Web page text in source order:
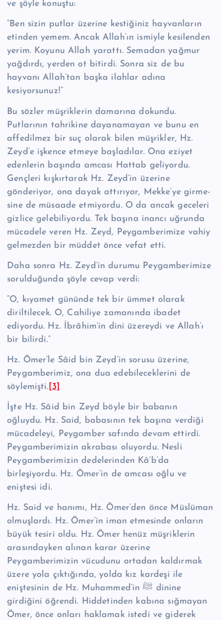
ve şöyle konuştu:
“Ben sizin putlar üzerine kestiğiniz hayvanların
etinden yemem. An­cak Allah’ın is­miyle kesilenden
yerim. Koyunu Allah yarattı. Semadan yağmur
yağdırdı, yerden ot bitirdi. Sonra siz de bu
hayvanı Allah’tan başka ilahlar adına
kesiyorsunuz!”
Bu sözler müşriklerin damarına dokundu.
Putlarının tahrikine dayanamayan ve bunu en
affedilmez bir suç olarak bilen müşrikler, Hz.
Zeyd’e işkence etmeye başladılar. Ona eziyet
edenlerin başında amcası Hattab geliyordu.
Gençleri kış­kırtarak Hz. Zeyd’in üzerine
gönderiyor, ona dayak attırıyor, Mekke’ye girme­
sine de müsaade etmiyordu. O da ancak geceleri
gizlice gelebiliyordu. Tek ba­şına inancı uğrunda
mücadele veren Hz. Zeyd, Peygamberimize vahiy
gelmez­den bir müddet önce vefat etti.
Daha sonra Hz. Zeyd’in durumu Peygamberimize
sorulduğunda şöyle cevap verdi:
“O, kıyamet gününde tek bir ümmet olarak
diriltilecek. O, Cahiliye za­manında ibadet
ediyordu. Hz. İbrâhim’in dini üzereydi ve Allah’ı
bir bilirdi.”
Hz. Ömer’le Sâid bin Zeyd’in sorusu üzerine,
Peygamberimiz, ona dua edebile­cek­lerini de
söylemişti. [3]
İşte Hz. Sâid bin Zeyd böyle bir babanın
oğluydu. Hz. Said, babasının tek ba­şına verdiği
mücadeleyi, Peygamber safında devam ettirdi.
Peygamberimizin akrabası oluyordu. Nesli
Peygamberimizin dedelerinden Kâ’b’da
birleşiyordu. Hz. Ömer’in de amcası oğlu ve
eniştesi idi.
Hz. Said ve hanımı, Hz. Ömer’den önce Müslüman
olmuşlardı. Hz. Ömer’in iman etmesinde onların
büyük tesiri oldu. Hz. Ömer henüz müşriklerin
arasın­dayken alınan karar üzerine
Peygamberimizin vücudunu ortadan kaldırmak
üzere yola çıktığında, yolda kız kardeşi ile
eniştesinin de Hz. Muhammed’in ﷺ dinine
girdiğini öğrendi. Hiddetinden kabına sığmayan
Ömer, önce on­ları haklamak istedi ve giderek